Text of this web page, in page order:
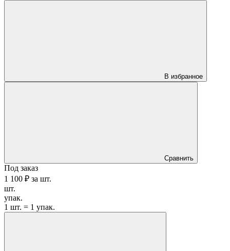
В избранное
Сравнить
Под заказ
1 100 ₽ за шт.
шт.
упак.
1 шт. = 1 упак.